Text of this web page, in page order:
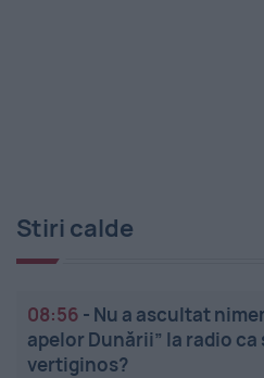
Stiri calde
08:56 - Nu a ascultat
apelor Dunării” la radio
vertiginos?